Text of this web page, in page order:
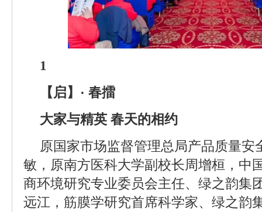
1
【启】· 春擂
大家与精英 春天的相约
原国家市场监督管理总局产品质量安
敏，原南方医科大学副校长周增桓，中
商环境研究专业委员会主任、绿之韵集
远江，筋膜学研究首席科学家、绿之韵